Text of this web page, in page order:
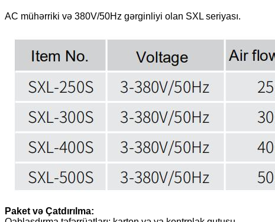
AC mühərriki və 380V/50Hz gərginliyi olan SXL seriyası.
Paket və Çatdırılma: